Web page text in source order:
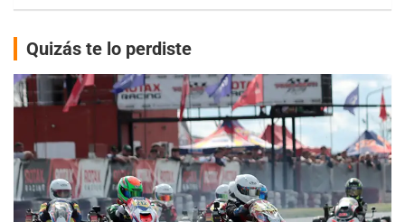
Quizás te lo perdiste